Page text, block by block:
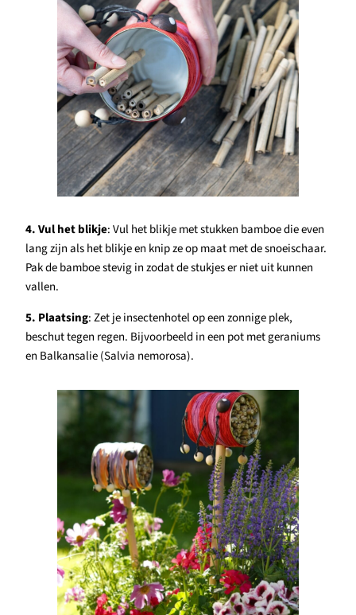
4. Vul het blikje: Vul het blikje met stukken bamboe die even
lang zijn als het blikje en knip ze op maat met de snoeischaar.
Pak de bamboe stevig in zodat de stukjes er niet uit kunnen
vallen.
5. Plaatsing: Zet je insectenhotel op een zonnige plek,
beschut tegen regen. Bijvoorbeeld in een pot met geraniums
en Balkansalie (Salvia nemorosa).